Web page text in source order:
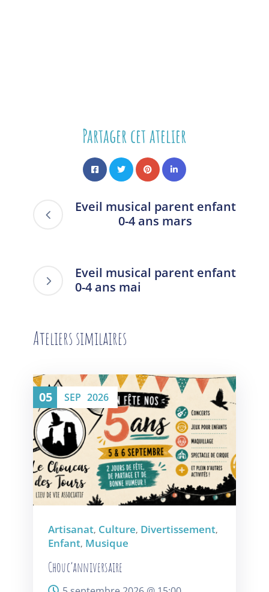
Partager cet atelier
Eveil musical parent enfant
0-4 ans mars
Eveil musical parent enfant
0-4 ans mai
Ateliers similaires
05 SEP 2026
Artisanat, Culture, Divertissement,
Enfant, Musique
Chouc’anniversaire